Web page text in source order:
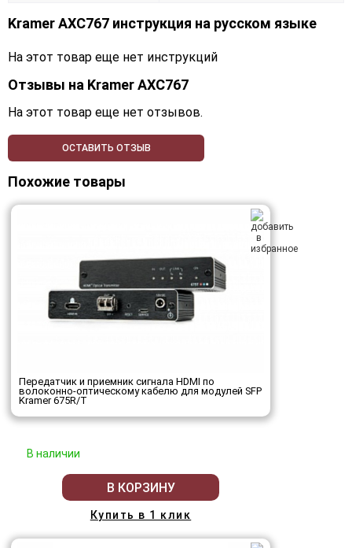
Kramer AXC767 инструкция на русском языке
На этот товар еще нет инструкций
Отзывы на Kramer AXC767
На этот товар еще нет отзывов.
ОСТАВИТЬ ОТЗЫВ
Похожие товары
Передатчик и приемник сигнала HDMI по
волоконно-оптическому кабелю для модулей SFP
Kramer 675R/T
В наличии
В КОРЗИНУ
Купить в 1 клик